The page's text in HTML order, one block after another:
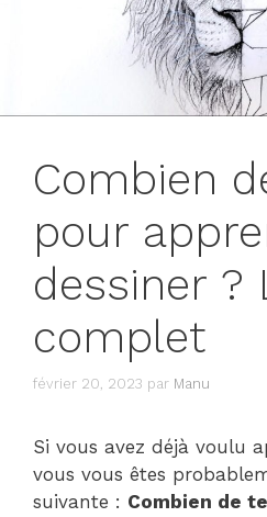
Combien
pour
dessiner ?
complet
février 20, 2023 par Manu
Si vous avez déjà voulu
vous vous êtes
suivante : Combien de